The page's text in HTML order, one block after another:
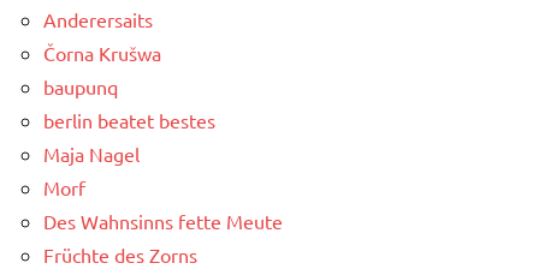
Anderersaits
Čorna Krušwa
baupunq
berlin beatet bestes
Maja Nagel
Morf
Des Wahnsinns fette Meute
Früchte des Zorns